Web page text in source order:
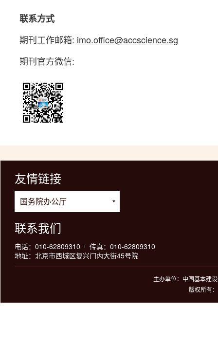
联系方式
期刊工作邮箱: imo.office@accscience.sg
期刊官方微信:
友情链接
联系我们
电话：010-62809310
传真：010-62809310
地址：北京市西城区复兴门内大街45号院
主办单位：中国基本建
版权所有